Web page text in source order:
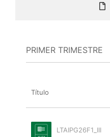
PRIMER TRIMESTRE
Título
LTAIPG26F1_III